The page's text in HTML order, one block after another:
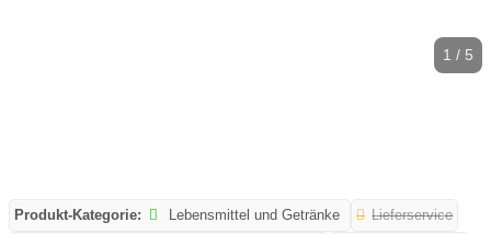
1 / 5
Produkt-Kategorie: Lebensmittel und Getränke
Lieferservice